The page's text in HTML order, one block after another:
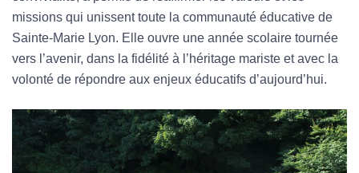
missions qui unissent toute la communauté éducative de
Sainte-Marie Lyon. Elle ouvre une année scolaire tournée
vers l’avenir, dans la fidélité à l’héritage mariste et avec la
volonté de répondre aux enjeux éducatifs d’aujourd’hui.